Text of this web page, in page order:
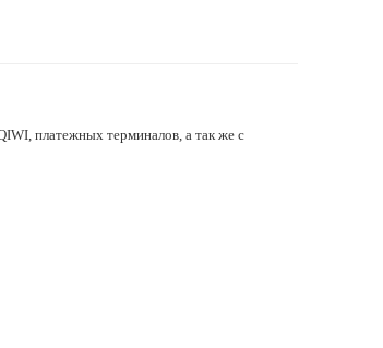
платежных терминалов, а так же с